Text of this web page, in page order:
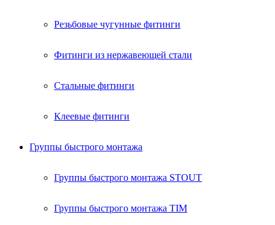
Резьбовые чугунные фитинги
Фитинги из нержавеющей стали
Стальные фитинги
Клеевые фитинги
Группы быстрого монтажа
Группы быстрого монтажа STOUT
Группы быстрого монтажа TIM